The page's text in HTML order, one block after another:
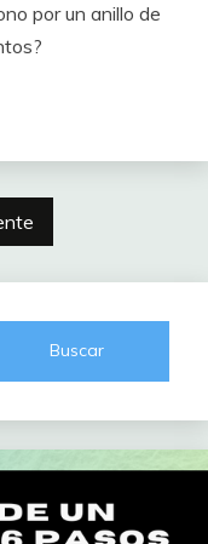
por un anillo de